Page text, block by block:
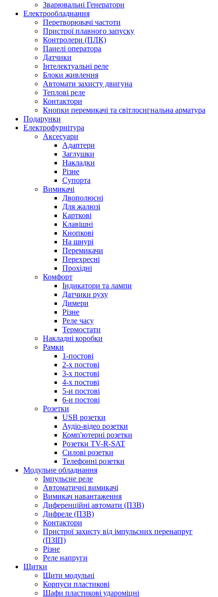
Зварювальні Генератори
Електрообладнання
Перетворювачі частоти
Пристрої плавного запуску
Контролери (ПЛК)
Панелі оператора
Датчики
Інтелектуальні реле
Блоки живлення
Автомати захисту двигуна
Теплові реле
Контактори
Кнопки перемикачі та світлосигнальна арматура
Подарунки
Електрофурнітура
Аксесуари
Адаптери
Заглушки
Накладки
Різне
Супорта
Вимикачі
Двополюсні
Для жалюзі
Карткові
Клавішні
Кнопкові
На шнурі
Перемикачи
Перехресні
Прохідні
Комфорт
Індикатори та лампи
Датчики руху
Димери
Різне
Реле часу
Термостати
Накладні коробки
Рамки
1-постові
2-х постові
3-х постові
4-х постові
5-и постові
6-и постові
Розетки
USB розетки
Аудіо-відео розетки
Комп'ютерні розетки
Розетки TV-R-SAT
Силові розетки
Телефонні розетки
Модульне обладнання
Імпульсне реле
Автоматичні вимикачі
Вимикач навантаження
Диференційні автомати (ПЗВ)
Дифреле (ПЗВ)
Контактори
Пристрої захисту від імпульсних перенапруг
(ПЗІП)
Різне
Реле напруги
Щитки
Щити модульні
Корпуси пластикові
Шафи пластикові удароміцні